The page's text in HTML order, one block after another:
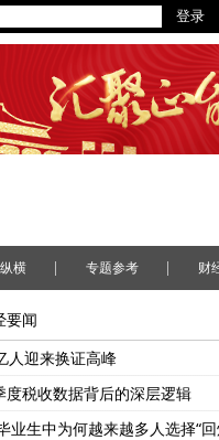
横 专题参考 财
要闻
人迎来换证高峰
税收数据背后的深层逻辑
生中为何越来越多人选择“